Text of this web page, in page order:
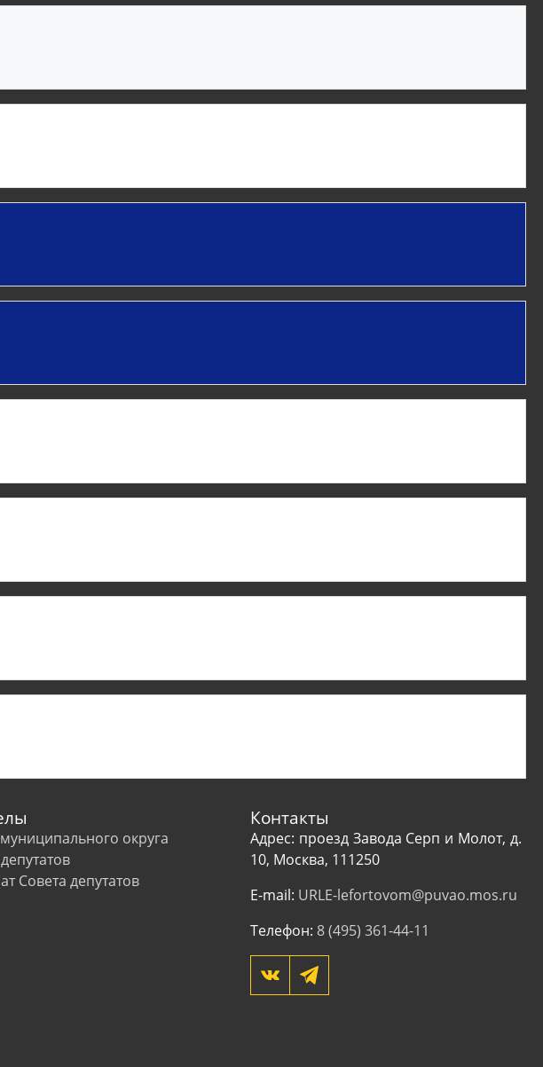
округа
Совета депутатов
Контакты
Адрес: проезд Завода Серп и Молот, д.
10, Москва, 111250
E-mail: URLE-lefortovom@puvao.mos.ru
Телефон: 8 (495) 361-44-11